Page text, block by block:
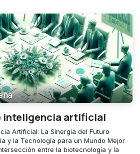
inteligencia artificial
Artificial: La Sinergia del Futuro
y la Tecnología para un Mundo Mejor
entre la biotecnología y la